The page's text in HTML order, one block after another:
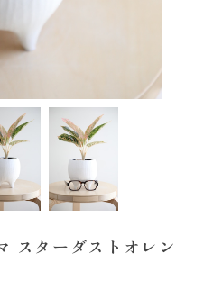
スターダストオレン